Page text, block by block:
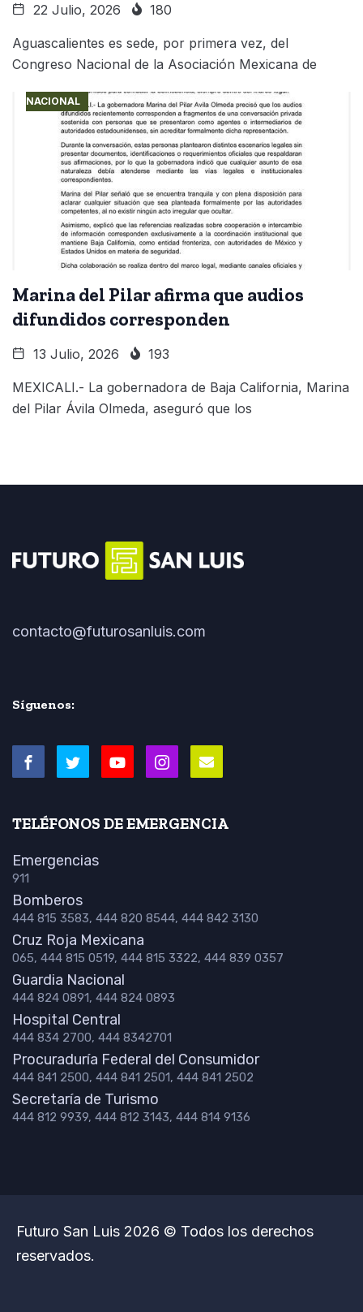
22 Julio, 2026 180
Aguascalientes es sede, por primera vez, del
Congreso Nacional de la Asociación Mexicana de
NACIONAL
Marina del Pilar afirma que audios
difundidos corresponden
13 Julio, 2026 193
MEXICALI.- La gobernadora de Baja California, Marina
del Pilar Ávila Olmeda, aseguró que los
contacto@futurosanluis.com
Síguenos:
TELÉFONOS DE EMERGENCIA
Emergencias
911
Bomberos
444 815 3583, 444 820 8544, 444 842 3130
Cruz Roja Mexicana
065, 444 815 0519, 444 815 3322, 444 839 0357
Guardia Nacional
444 824 0891, 444 824 0893
Hospital Central
444 834 2700, 444 8342701
Procuraduría Federal del Consumidor
444 841 2500, 444 841 2501, 444 841 2502
Secretaría de Turismo
444 812 9939, 444 812 3143, 444 814 9136
Futuro San Luis 2026 © Todos los derechos
reservados.